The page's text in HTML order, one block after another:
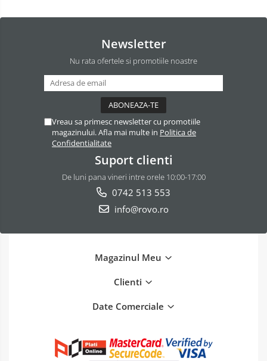
Newsletter
Nu rata ofertele si promotiile noastre
Vreau sa primesc newsletter cu promotiile
magazinului. Afla mai multe in Politica de
Confidentialitate
Suport clienti
De luni pana vineri intre orele 10:00-17:00
0742 513 553
info@rovo.ro
Magazinul Meu
Clienti
Date Comerciale